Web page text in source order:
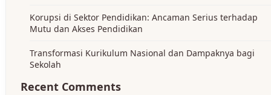
Korupsi di Sektor Pendidikan: Ancaman Serius terhadap
Mutu dan Akses Pendidikan
Transformasi Kurikulum Nasional dan Dampaknya bagi
Sekolah
Recent Comments